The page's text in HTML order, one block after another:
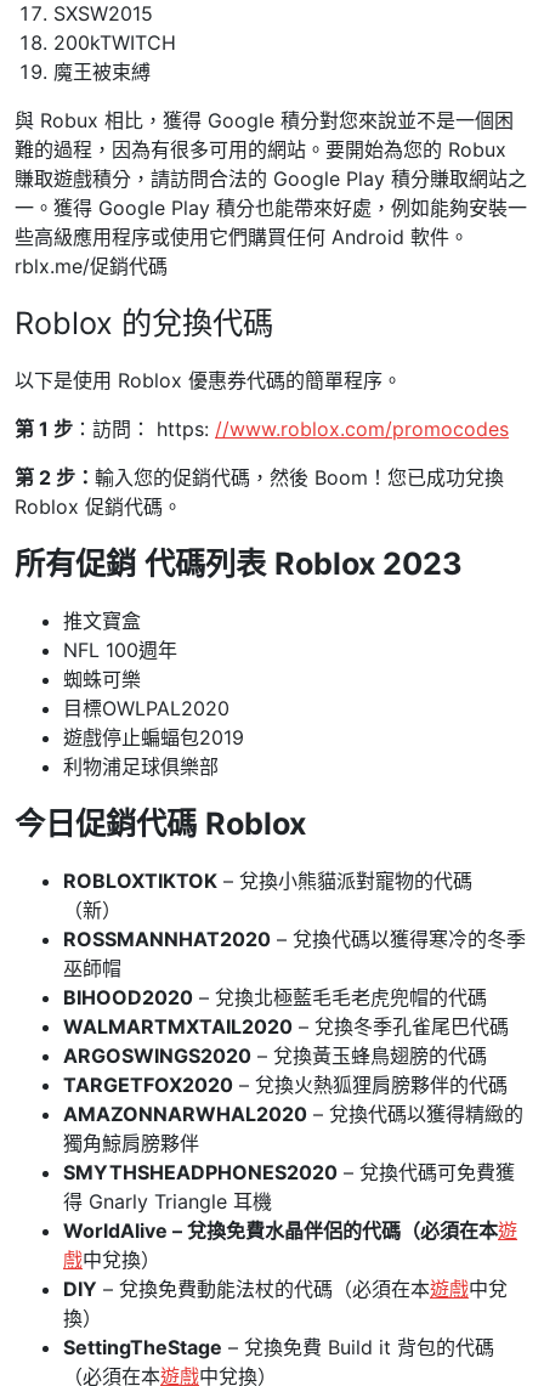
SXSW2015
200kTWITCH
魔王被束縛
與 Robux 相比，獲得 Google 積分對您來說並不是一個困
難的過程，因為有很多可用的網站。要開始為您的 Robux
賺取遊戲積分，請訪問合法的 Google Play 積分賺取網站之
一。獲得 Google Play 積分也能帶來好處，例如能夠安裝一
些高級應用程序或使用它們購買任何 Android 軟件。
rblx.me/促銷代碼
Roblox 的兌換代碼
以下是使用 Roblox 優惠券代碼的簡單程序。
第 1 步 ：訪問： https: //www.roblox.com/promocodes
第 2 步： 輸入您的促銷代碼，然後 Boom！您已成功兌換
Roblox 促銷代碼。
所有促銷 代碼列表 Roblox 2023
推文寶盒
NFL 100週年
蜘蛛可樂
目標OWLPAL2020
遊戲停止蝙蝠包2019
利物浦足球俱樂部
今日 促銷代碼 Roblox
ROBLOXTIKTOK – 兌換小熊貓派對寵物的代碼
（新）
ROSSMANNHAT2020 – 兌換代碼以獲得寒冷的冬季
巫師帽
BIHOOD2020 – 兌換北極藍毛毛老虎兜帽的代碼
WALMARTMXTAIL2020 – 兌換冬季孔雀尾巴代碼
ARGOSWINGS2020 – 兌換黃玉蜂鳥翅膀的代碼
TARGETFOX2020 – 兌換火熱狐狸肩膀夥伴的代碼
AMAZONNARWHAL2020 – 兌換代碼以獲得精緻的
獨角鯨肩膀夥伴
SMYTHSHEADPHONES2020 – 兌換代碼可免費獲
得 Gnarly Triangle 耳機
WorldAlive – 兌換免費水晶伴侶的代碼（必須在本遊
戲中兌換）
DIY – 兌換免費動能法杖的代碼（必須在本遊戲中兌
換）
SettingTheStage – 兌換免費 Build it 背包的代碼
（必須在本遊戲中兌換）